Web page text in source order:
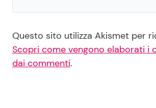
Questo sito utilizza Akismet per
Scopri come vengono elaborati i
dai commenti.